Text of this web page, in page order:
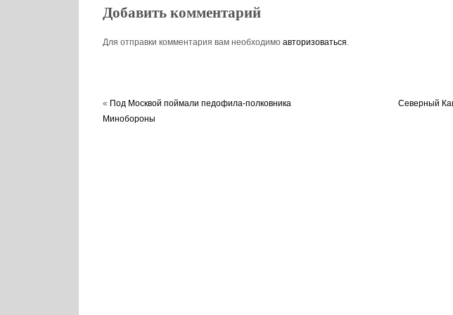
Добавить комментарий
Для отправки комментария вам необходимо авторизоваться
« Под Москвой поймали педофила-полковника
Минобороны
Северный